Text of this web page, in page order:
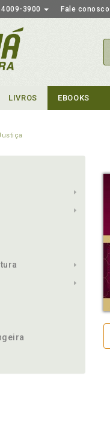
3900 Fale conosco
LIVROS EBOOKS